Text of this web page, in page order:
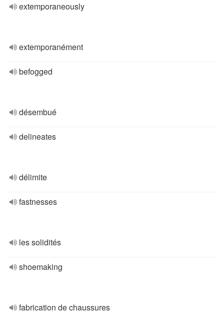
extemporaneously
extemporanément
befogged
désembué
delineates
délimite
fastnesses
les solidités
shoemaking
fabrication de chaussures